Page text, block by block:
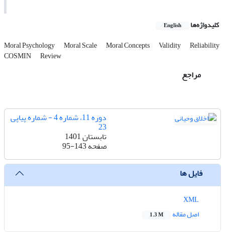
کلیدواژه‌ها English
Moral Psychology Moral Scale Moral Concepts Validity Reliability
COSMIN Review
مراجع
دوره 11، شماره 4 - شماره پیاپی
23
تابستان 1401
صفحه95-143
فایل ها
اصل مقاله
1.3 M